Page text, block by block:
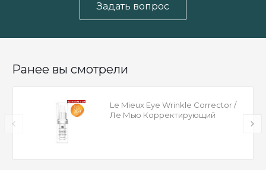
Задать вопрос
Ранее вы смотрели
Le Mieux Eye Wrinkle Corrector /
Ле Мью Корректирующий